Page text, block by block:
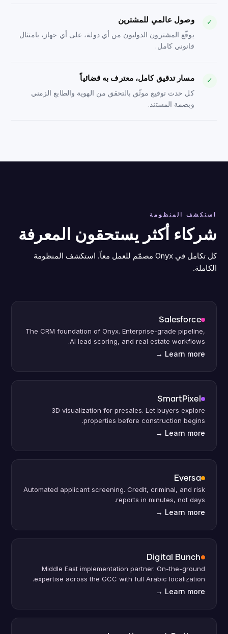
✓ وصول عالمي للمشترين
يوقّع المشترون الدوليون من أي دولة، على أي جهاز، بامتثال
قانوني كامل.
✓ مسار تدقيق كامل، معترف به قضائياً
كل حدث توقيع موثّق بالتحقق من الهوية والطابع الزمني
وبصمة المستند.
استكشف المنظومة
شركاء أكثر يستحقون المعرفة
كل تكامل في Onyx مصمّم للعمل معاً. استكشف المنظومة
الكاملة.
Salesforce
The CRM foundation of Onyx. Enterprise-grade pipeline,
AI lead scoring, and real estate workflows.
Learn more
→
SmartPixel
3D visualization for presales. Let buyers explore
properties before construction begins.
Learn more
→
Eversa
Automated applicant screening. Credit, criminal, and risk
reports in minutes, not days.
Learn more
→
Digital Bunch
Middle East implementation partner. On-the-ground
expertise across the GCC with full Arabic localization.
Learn more
→